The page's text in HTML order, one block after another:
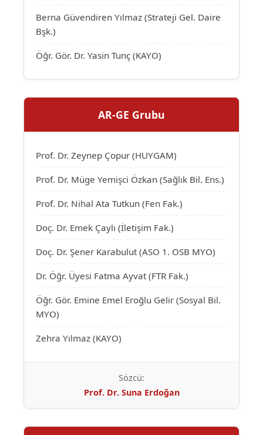
Berna Güvendiren Yılmaz (Strateji Gel. Daire
Bşk.)
Öğr. Gör. Dr. Yasin Tunç (KAYO)
AR-GE Grubu
Prof. Dr. Zeynep Çopur (HUYGAM)
Prof. Dr. Müge Yemişci Özkan (Sağlık Bil. Ens.)
Prof. Dr. Nihal Ata Tutkun (Fen Fak.)
Doç. Dr. Emek Çaylı (İletişim Fak.)
Doç. Dr. Şener Karabulut (ASO 1. OSB MYO)
Dr. Öğr. Üyesi Fatma Ayvat (FTR Fak.)
Öğr. Gör. Emine Emel Eroğlu Gelir (Sosyal Bil.
MYO)
Zehra Yılmaz (KAYO)
Sözcü:
Prof. Dr. Suna Erdoğan